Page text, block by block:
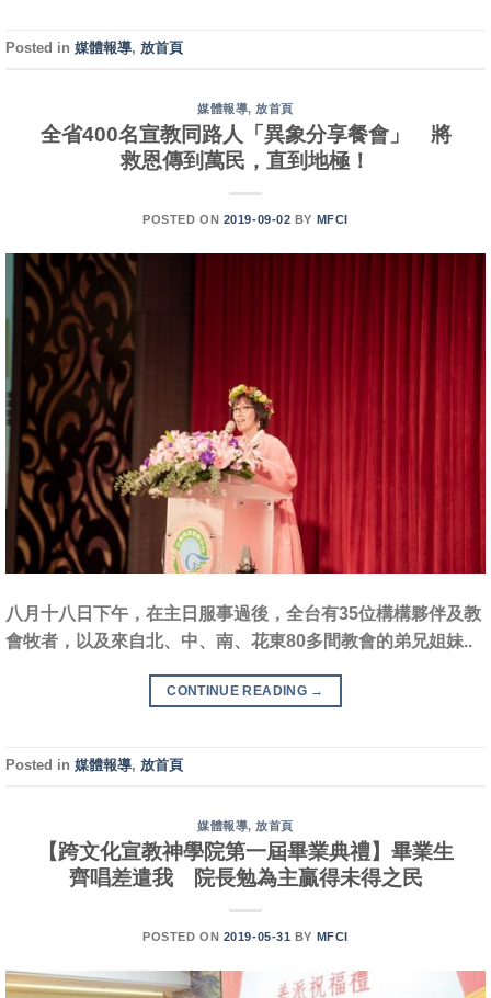
Posted in 媒體報導, 放首頁
媒體報導,放首頁
全省400名宣教同路人「異象分享餐會」 將
救恩傳到萬民，直到地極！
POSTED ON 2019-09-02 BY MFCI
八月十八日下午，在主日服事過後，全台有35位構構夥伴及教
會牧者，以及來自北、中、南、花東80多間教會的弟兄姐妹..
CONTINUE READING →
Posted in 媒體報導, 放首頁
媒體報導,放首頁
【跨文化宣教神學院第一屆畢業典禮】畢業生
齊唱差遣我 院長勉為主贏得未得之民
POSTED ON 2019-05-31 BY MFCI